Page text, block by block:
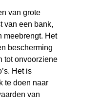
van grote
van een bank,
meebrengt. Het
bescherming
tot onvoorziene
Het is
te doen naar
van